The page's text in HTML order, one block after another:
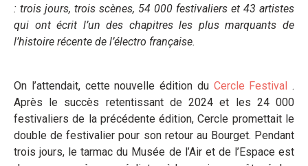
: trois jours, trois scènes, 54 000 festivaliers et 43 artistes
qui ont écrit l’un des chapitres les plus marquants de
l’histoire récente de l’électro française.
On l’attendait, cette nouvelle édition du Cercle Festival .
Après le succès retentissant de 2024 et les 24 000
festivaliers de la précédente édition, Cercle promettait le
double de festivalier pour son retour au Bourget. Pendant
trois jours, le tarmac du Musée de l’Air et de l’Espace est